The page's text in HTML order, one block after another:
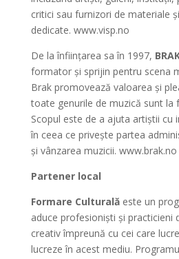
critici sau furnizori de materiale
dedicate. www.visp.no
De la înființarea sa în 1997,
formator și sprijin pentru scena
Brak promovează valoarea și
toate genurile de muzică sunt la
Scopul este de a ajuta artiștii cu
în ceea ce privește partea
și vânzarea muzicii. www.brak.no
Partener local
Formare Culturală este un
aduce profesioniști și practicieni
creativ împreună cu cei care
lucreze în acest mediu.